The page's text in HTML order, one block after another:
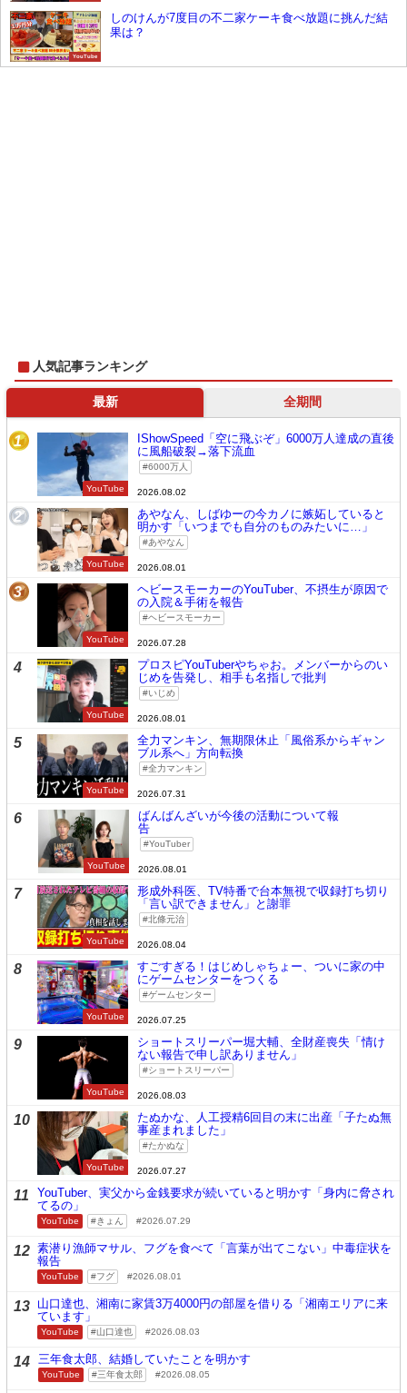
YouTube
しのけんが7度目の不二家ケーキ食べ放題に挑んだ結
果は？
人気記事ランキング
最新 全期間
1
YouTube
IShowSpeed「空に飛ぶぞ」6000万人達成の直後
に風船破裂→落下流血
6000万人
2026.08.02
2
YouTube
あやなん、しばゆーの今カノに嫉妬していると
明かす「いつまでも自分のものみたいに…」
あやなん
2026.08.01
3
YouTube
ヘビースモーカーのYouTuber、不摂生が原因で
の入院＆手術を報告
ヘビースモーカー
2026.07.28
4
YouTube
プロスピYouTuberやちゃお。メンバーからのい
じめを告発し、相手も名指しで批判
いじめ
2026.08.01
5
YouTube
全力マンキン、無期限休止「風俗系からギャン
ブル系へ」方向転換
全力マンキン
2026.07.31
6
YouTube
ばんばんざいが今後の活動について報
告
YouTuber
2026.08.01
7
YouTube
形成外科医、TV特番で台本無視で収録打ち切り
「言い訳できません」と謝罪
北條元治
2026.08.04
8
YouTube
すごすぎる！はじめしゃちょー、ついに家の中
にゲームセンターをつくる
ゲームセンター
2026.07.25
9
YouTube
ショートスリーパー堀大輔、全財産喪失「情け
ない報告で申し訳ありません」
ショートスリーパー
2026.08.03
10
YouTube
たぬかな、人工授精6回目の末に出産「子たぬ無
事産まれました」
たかぬな
2026.07.27
11
YouTuber、実父から金銭要求が続いていると明かす「身内に脅され
てるの」
YouTube きょん 2026.07.29
12 素潜り漁師マサル、フグを食べて「言葉が出てこない」中毒症状を
報告
YouTube フグ 2026.08.01
13 山口達也、湘南に家賃3万4000円の部屋を借りる「湘南エリアに来
ています」
YouTube 山口達也 2026.08.03
14 三年食太郎、結婚していたことを明かす
YouTube 三年食太郎 2026.08.05